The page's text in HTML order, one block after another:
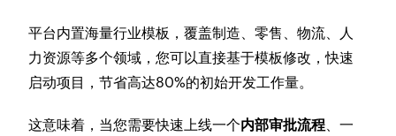
平台内置海量行业模板，覆盖制造、零售、物流、人
力资源等多个领域，您可以直接基于模板修改，快速
启动项目，节省高达80%的初始开发工作量。
这意味着，当您需要快速上线一个内部审批流程、一